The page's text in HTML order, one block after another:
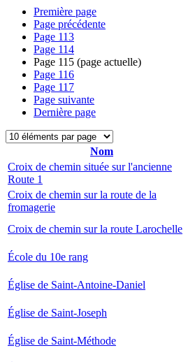
Première page
Page précédente
Page 113
Page 114
Page 115 (page actuelle)
Page 116
Page 117
Page suivante
Dernière page
Nom
Croix de chemin située sur l'ancienne
Route 1
Croix de chemin sur la route de la
fromagerie
Croix de chemin sur la route Larochelle
École du 10e rang
Église de Saint-Antoine-Daniel
Église de Saint-Joseph
Église de Saint-Méthode